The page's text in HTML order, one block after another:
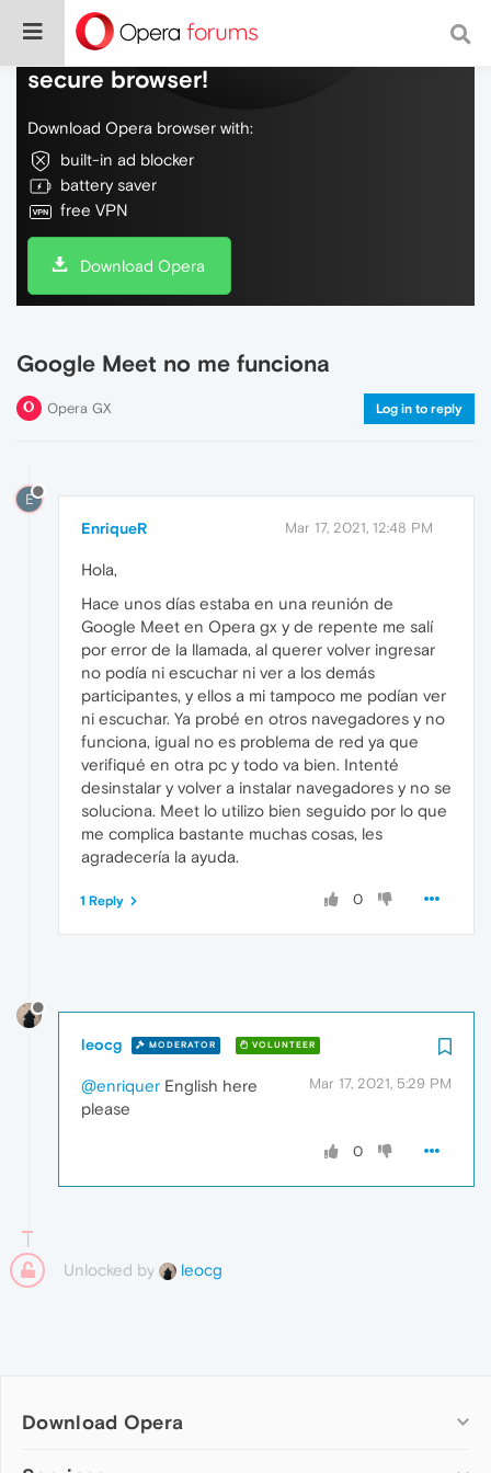
Do more on the web, with a fast and
secure browser!
Download Opera browser with:
built-in ad blocker
battery saver
free VPN
Download Opera
Google Meet no me funciona
Opera GX Log in to reply
E
EnriqueR Mar 17, 2021, 12:48 PM
Hola,
Hace unos días estaba en una reunión de
Google Meet en Opera gx y de repente me salí
por error de la llamada, al querer volver ingresar
no podía ni escuchar ni ver a los demás
participantes, y ellos a mi tampoco me podían ver
ni escuchar. Ya probé en otros navegadores y no
funciona, igual no es problema de red ya que
verifiqué en otra pc y todo va bien. Intenté
desinstalar y volver a instalar navegadores y no se
soluciona. Meet lo utilizo bien seguido por lo que
me complica bastante muchas cosas, les
agradecería la ayuda.
0
1 Reply
leocg MODERATOR VOLUNTEER
Mar 17, 2021, 5:29 PM
@enriquer English here
please
0
Unlocked by leocg
Download Opera